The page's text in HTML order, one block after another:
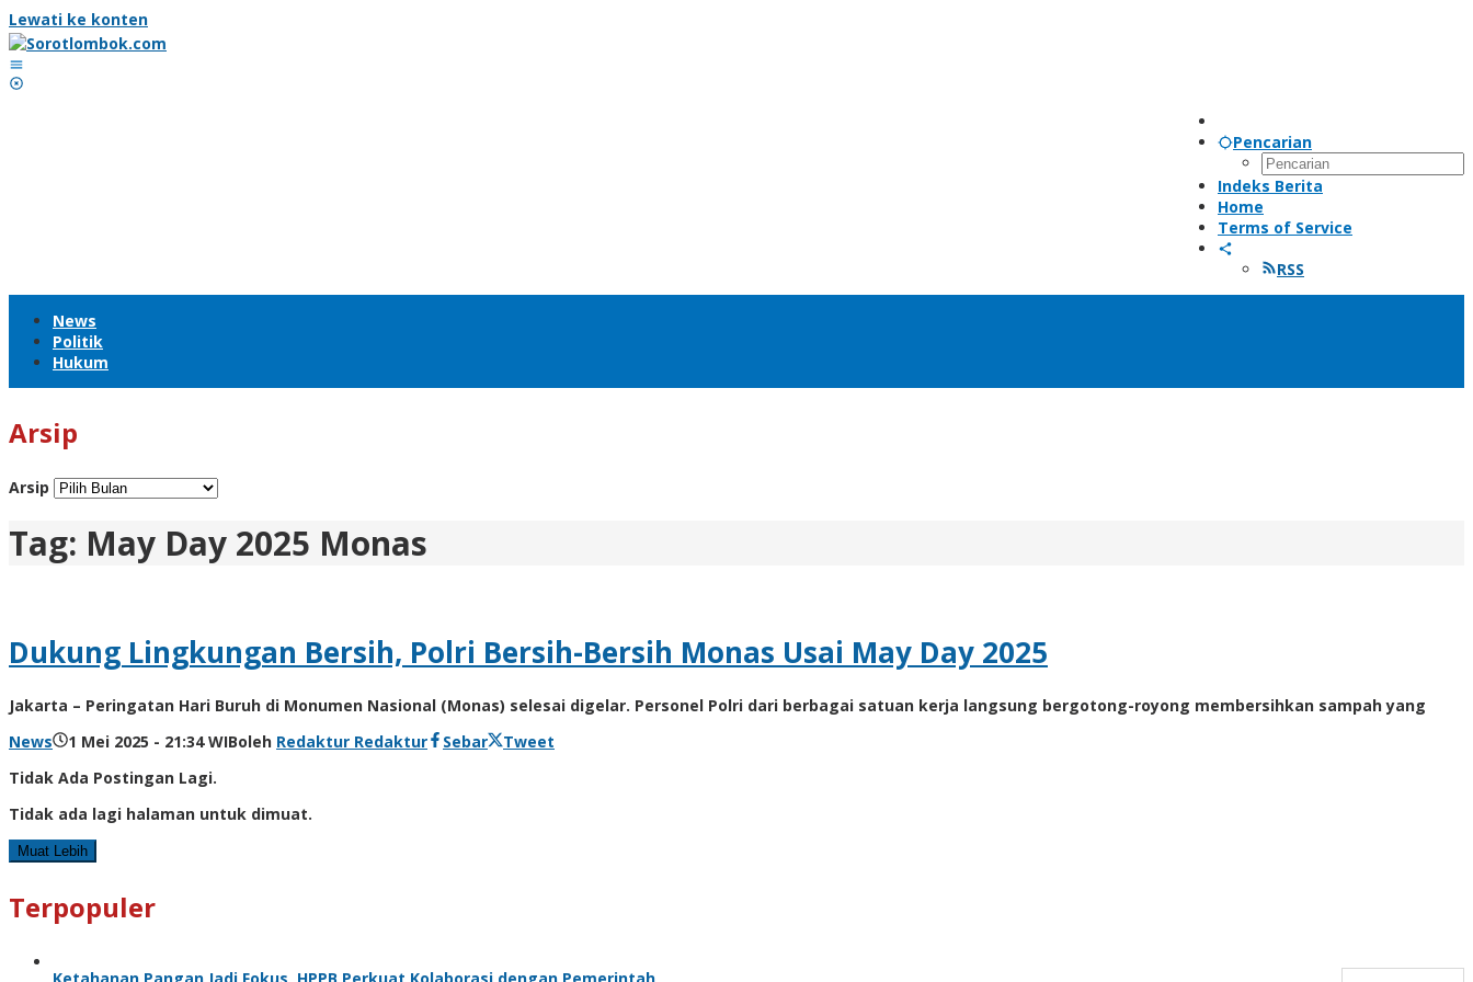
Lewati ke konten
Pencarian
Indeks Berita
Home
Terms of Service
RSS
News
Politik
Hukum
Arsip
Arsip
Tag: May Day 2025 Monas
Dukung Lingkungan Bersih, Polri Bersih-Bersih Monas Usai May Day 2025
Jakarta – Peringatan Hari Buruh di Monumen Nasional (Monas) selesai digelar. Personel Polri dari berbagai satuan kerja langsung bergotong-royong membersihkan sampah yang
News
1 Mei 2025 - 21:34 WIBoleh Redaktur Redaktur Sebar
Tweet
Tidak Ada Postingan Lagi.
Tidak ada lagi halaman untuk dimuat.
Muat Lebih
Terpopuler